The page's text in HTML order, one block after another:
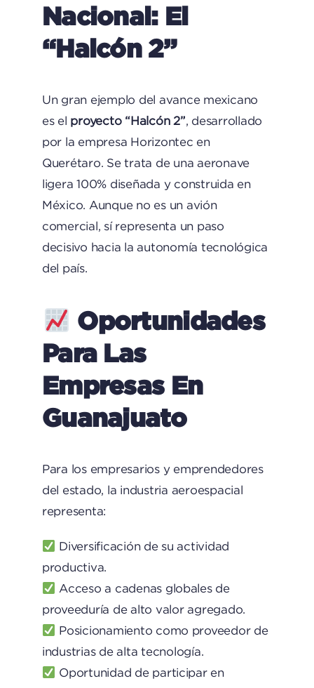
Nacional: El
“Halcón 2”
Un gran ejemplo del avance mexicano
es el proyecto “Halcón 2”, desarrollado
por la empresa Horizontec en
Querétaro. Se trata de una aeronave
ligera 100% diseñada y construida en
México. Aunque no es un avión
comercial, sí representa un paso
decisivo hacia la autonomía tecnológica
del país.
Oportunidades
Para Las
Empresas En
Guanajuato
Para los empresarios y emprendedores
del estado, la industria aeroespacial
representa:
Diversificación de su actividad
productiva.
Acceso a cadenas globales de
proveeduría de alto valor agregado.
Posicionamiento como proveedor de
industrias de alta tecnología.
Oportunidad de participar en